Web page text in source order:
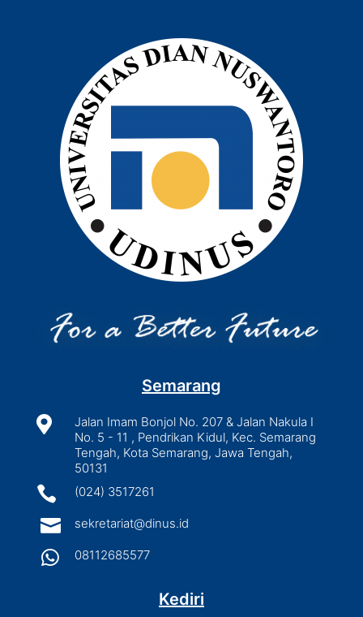
Semarang

Jalan Imam Bonjol No. 207 & Jalan Nakula I
No. 5 - 11 , Pendrikan Kidul, Kec. Semarang
Tengah, Kota Semarang, Jawa Tengah,
50131
 (024) 3517261
 sekretariat@dinus.id
 08112685577
Kediri